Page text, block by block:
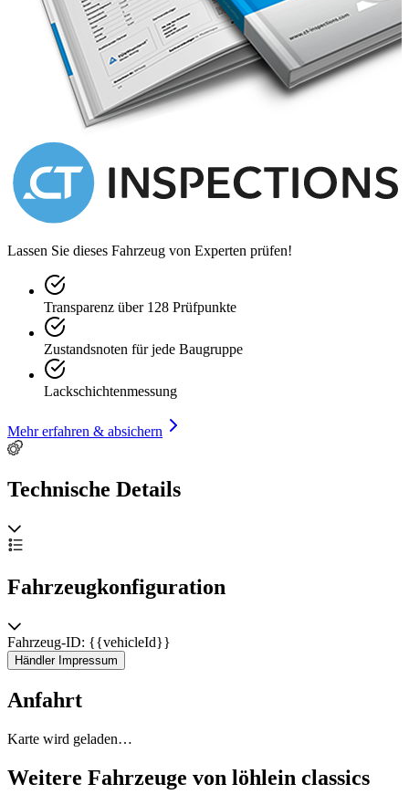
Lassen Sie dieses Fahrzeug von Experten prüfen!
Transparenz über 128 Prüfpunkte
Zustandsnoten für jede Baugruppe
Lackschichtenmessung
Mehr erfahren & absichern
Technische Details
Fahrzeugkonfiguration
Fahrzeug-ID: {{vehicleId}}
Händler Impressum
Anfahrt
Karte wird geladen…
Weitere Fahrzeuge von löhlein classics